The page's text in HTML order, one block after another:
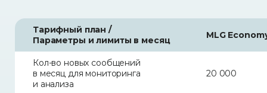
Тарифный план /
Параметры и лимиты в месяц
MLG
Кол-во новых сообщений
в месяц для мониторинга
и анализа
20 000